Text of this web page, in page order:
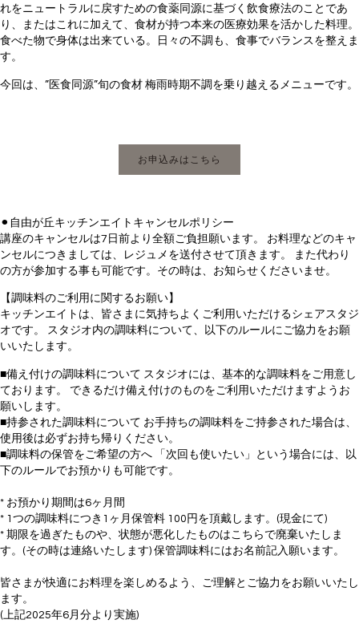
れをニュートラルに戻すための食薬同源に基づく飲食療法のことであ
り、またはこれに加えて、食材が持つ本来の医療効果を活かした料理。
食べた物で身体は出来ている。日々の不調も、食事でバランスを整えま
す。
今回は、”医食同源”旬の食材 梅雨時期不調を乗り越えるメニューです。
お申込みはこちら
⚫︎自由が丘キッチンエイトキャンセルポリシー
講座のキャンセルは7日前より全額ご負担願います。 お料理などのキャ
ンセルにつきましては、レジュメを送付させて頂きます。 また代わり
の方が参加する事も可能です。その時は、お知らせくださいませ。
【調味料のご利用に関するお願い】
キッチンエイトは、皆さまに気持ちよくご利用いただけるシェアスタジ
オです。 スタジオ内の調味料について、以下のルールにご協力をお願
いいたします。
■備え付けの調味料について スタジオには、基本的な調味料をご用意し
ております。 できるだけ備え付けのものをご利用いただけますようお
願いします。
■持参された調味料について お手持ちの調味料をご持参された場合は、
使用後は必ずお持ち帰りください。
■調味料の保管をご希望の方へ 「次回も使いたい」という場合には、以
下のルールでお預かりも可能です。
* お預かり期間は6ヶ月間
* 1つの調味料につき1ヶ月保管料 100円を頂戴します。(現金にて)
* 期限を過ぎたものや、状態が悪化したものはこちらで廃棄いたしま
す。(その時は連絡いたします) 保管調味料にはお名前記入願います。
皆さまが快適にお料理を楽しめるよう、ご理解とご協力をお願いいたし
ます。
(上記2025年6月分より実施)